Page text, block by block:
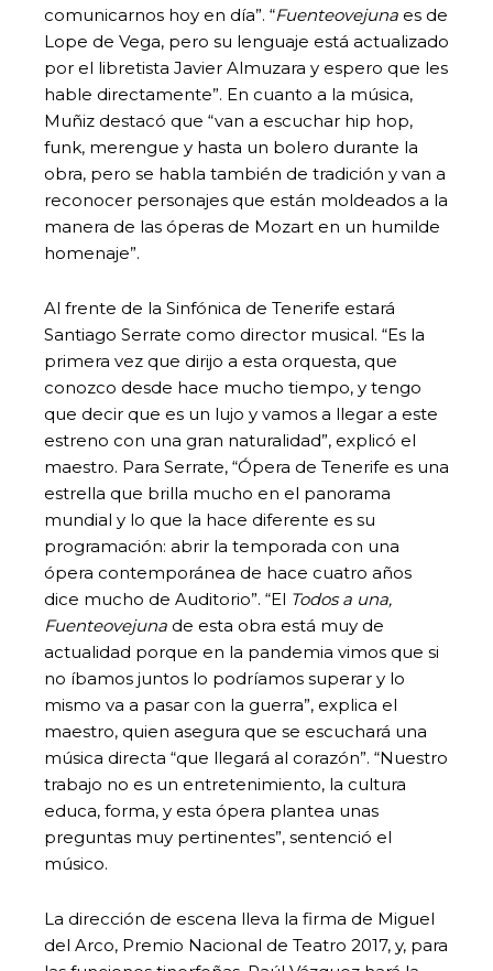
comunicarnos hoy en día”. “Fuenteovejuna es de
Lope de Vega, pero su lenguaje está actualizado
por el libretista Javier Almuzara y espero que les
hable directamente”. En cuanto a la música,
Muñiz destacó que “van a escuchar hip hop,
funk, merengue y hasta un bolero durante la
obra, pero se habla también de tradición y van a
reconocer personajes que están moldeados a la
manera de las óperas de Mozart en un humilde
homenaje”.
Al frente de la Sinfónica de Tenerife estará
Santiago Serrate como director musical. “Es la
primera vez que dirijo a esta orquesta, que
conozco desde hace mucho tiempo, y tengo
que decir que es un lujo y vamos a llegar a este
estreno con una gran naturalidad”, explicó el
maestro. Para Serrate, “Ópera de Tenerife es una
estrella que brilla mucho en el panorama
mundial y lo que la hace diferente es su
programación: abrir la temporada con una
ópera contemporánea de hace cuatro años
dice mucho de Auditorio”. “El Todos a una,
Fuenteovejuna de esta obra está muy de
actualidad porque en la pandemia vimos que si
no íbamos juntos lo podríamos superar y lo
mismo va a pasar con la guerra”, explica el
maestro, quien asegura que se escuchará una
música directa “que llegará al corazón”. “Nuestro
trabajo no es un entretenimiento, la cultura
educa, forma, y esta ópera plantea unas
preguntas muy pertinentes”, sentenció el
músico.
La dirección de escena lleva la firma de Miguel
del Arco, Premio Nacional de Teatro 2017, y, para